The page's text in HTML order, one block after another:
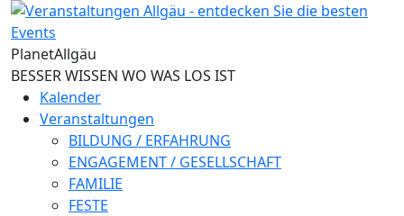
Direkt zum Inhalt
PlanetAllgäu
BESSER WISSEN WO WAS LOS IST
Kalender
Veranstaltungen
BILDUNG / ERFAHRUNG
ENGAGEMENT / GESELLSCHAFT
FAMILIE
FESTE